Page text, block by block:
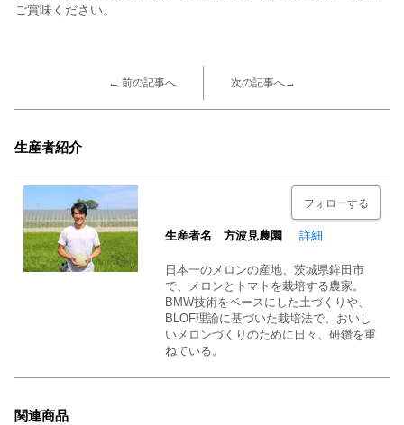
ご賞味ください。
← 前の記事へ 次の記事へ→
生産者紹介
フォローする
生産者名 方波見農園 詳細
日本一のメロンの産地、茨城県鉾田市
で、メロンとトマトを栽培する農家。
BMW技術をベースにした土づくりや、
BLOF理論に基づいた栽培法で、おいし
いメロンづくりのために日々、研鑽を重
ねている。
関連商品